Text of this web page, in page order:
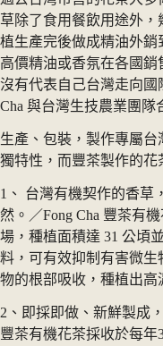
草除了食用餐飲用途外
植生產完後做成精油外
高價精油或香氛在各國
沒有代表自己台灣走向國
Cha 與台灣生技農業團隊
生產、包裝，製作專屬
獨特性，而豐茶製作的花
1、 台灣有機契作的香草
然。／Fong Cha 豐茶有
場，種植面積達 31 公頃
料，可有效抑制有害微
物的根部吸收，種植出高
2、即採即做、新鮮製成
豐茶有機花茶採收於每年